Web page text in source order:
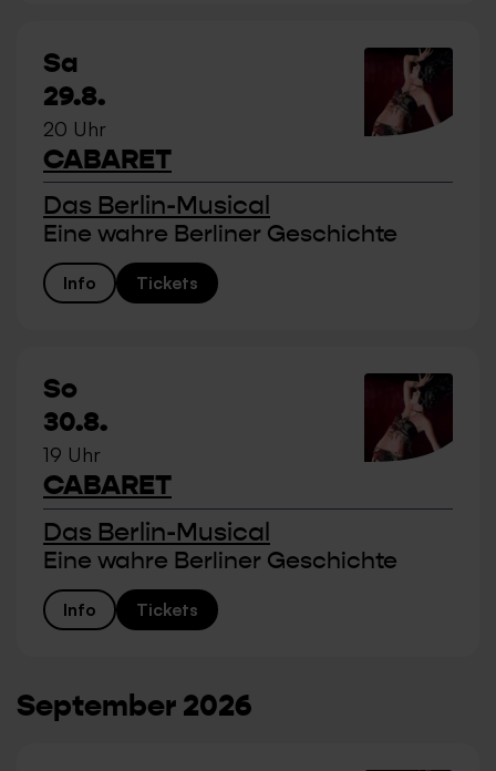
Sa
29.8.
20 Uhr
CABARET
Das Berlin-Musical
Eine wahre Berliner Geschichte
Info Tickets
So
30.8.
19 Uhr
CABARET
Das Berlin-Musical
Eine wahre Berliner Geschichte
Info Tickets
September 2026